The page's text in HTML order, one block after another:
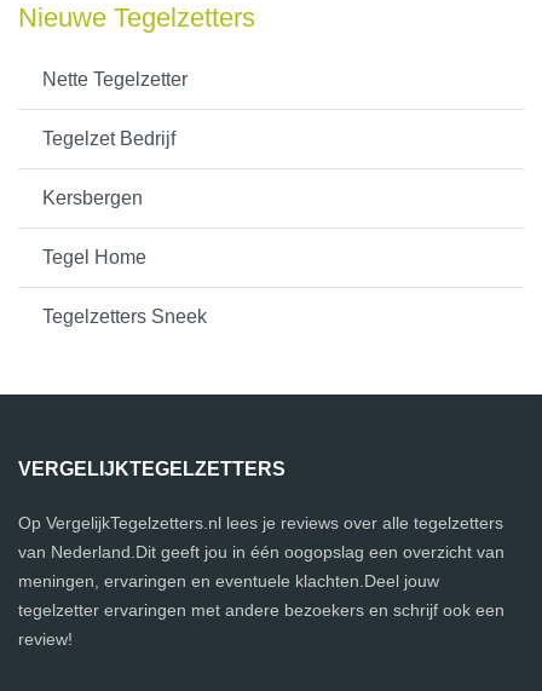
Nieuwe Tegelzetters
Nette Tegelzetter
Tegelzet Bedrijf
Kersbergen
Tegel Home
Tegelzetters Sneek
VERGELIJKTEGELZETTERS
Op VergelijkTegelzetters.nl lees je reviews over alle tegelzetters
van Nederland.Dit geeft jou in één oogopslag een overzicht van
meningen, ervaringen en eventuele klachten.Deel jouw
tegelzetter ervaringen met andere bezoekers en schrijf ook een
review!